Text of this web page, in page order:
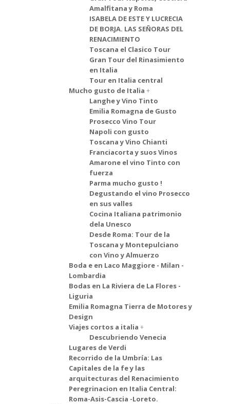
Amalfitana y Roma
ISABELA DE ESTE Y LUCRECIA
DE BORJA. LAS SEÑORAS DEL
RENACIMIENTO
Toscana el Clasico Tour
Gran Tour del Rinasimiento
en Italia
Tour en Italia central
Mucho gusto de Italia
Langhe y Vino Tinto
Emilia Romagna de Gusto
Prosecco Vino Tour
Napoli con gusto
Toscana y Vino Chianti
Franciacorta y suos Vinos
Amarone el vino Tinto con
fuerza
Parma mucho gusto !
Degustando el vino Prosecco
en sus valles
Cocina Italiana patrimonio
dela Unesco
Desde Roma: Tour de la
Toscana y Montepulciano
con Vino y Almuerzo
Boda e en Laco Maggiore - Milan -
Lombardia
Bodas en La Riviera de La Flores -
Liguria
Emilia Romagna Tierra de Motores y
Design
Viajes cortos a italia
Descubriendo Venecia
Lugares de Verdi
Recorrido de la Umbría: Las
Capitales de la fe y las
arquitecturas del Renacimiento
Peregrinacion en Italia Central:
Roma-Asis-Cascia -Loreto.